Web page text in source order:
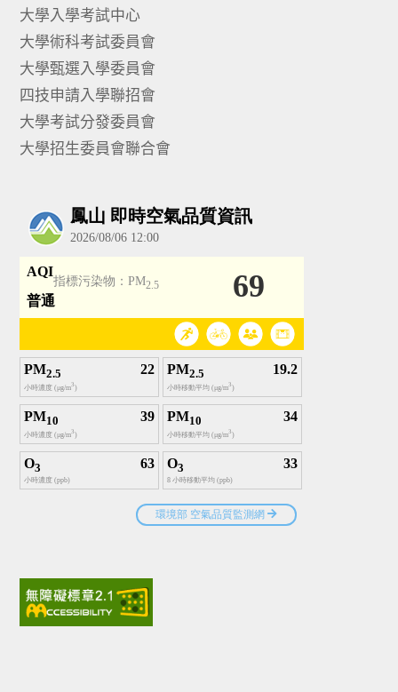
大學入學考試中心
大學術科考試委員會
大學甄選入學委員會
四技申請入學聯招會
大學考試分發委員會
大學招生委員會聯合會